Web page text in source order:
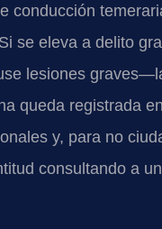
conducción
se eleva a delito
lesiones
queda registrada
y, para no
consultando a